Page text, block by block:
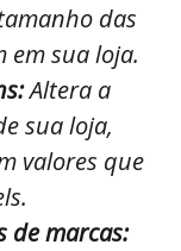
das
em sua loja.
Altera a
sua loja,
valores que
de marcas: